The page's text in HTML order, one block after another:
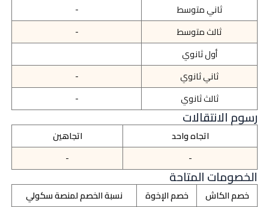
ثاني متوسط
-
ثالث متوسط
-
أول ثانوي
ثاني ثانوي
-
ثالث ثانوي
-
رسوم الانتقالات
اتجاه واحد
اتجاهين
-
-
الخصومات المتاحة
خصم الكاش خصم الإخوة
نسبة الخصم لمنصة سكولي